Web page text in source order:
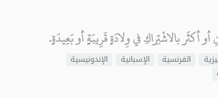
أكثَر بالاشْتِراكِ في وِلادَةٍ قَرِيبَةٍ أو بَعِيدَةٍ.
الفرنسية الإسبانية
الإندونيسية